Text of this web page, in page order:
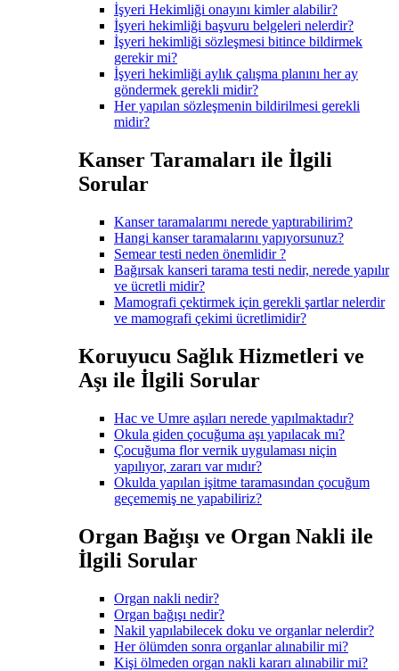
İşyeri Hekimliği onayını kimler alabilir?
İşyeri hekimliği başvuru belgeleri nelerdir?
İşyeri hekimliği sözleşmesi bitince bildirmek
gerekir mi?
İşyeri hekimliği aylık çalışma planını her ay
göndermek gerekli midir?
Her yapılan sözleşmenin bildirilmesi gerekli
midir?
Kanser Taramaları ile İlgili
Sorular
Kanser taramalarımı nerede yaptırabilirim?
Hangi kanser taramalarını yapıyorsunuz?
Semear testi neden önemlidir ?
Bağırsak kanseri tarama testi nedir, nerede yapılır
ve ücretli midir?
Mamografi çektirmek için gerekli şartlar nelerdir
ve mamografi çekimi ücretlimidir?
Koruyucu Sağlık Hizmetleri ve
Aşı ile İlgili Sorular
Hac ve Umre aşıları nerede yapılmaktadır?
Okula giden çocuğuma aşı yapılacak mı?
Çocuğuma flor vernik uygulaması niçin
yapılıyor, zararı var mıdır?
Okulda yapılan işitme taramasından çocuğum
geçememiş ne yapabiliriz?
Organ Bağışı ve Organ Nakli ile
İlgili Sorular
Organ nakli nedir?
Organ bağışı nedir?
Nakil yapılabilecek doku ve organlar nelerdir?
Her ölümden sonra organlar alınabilir mi?
Kişi ölmeden organ nakli kararı alınabilir mi?